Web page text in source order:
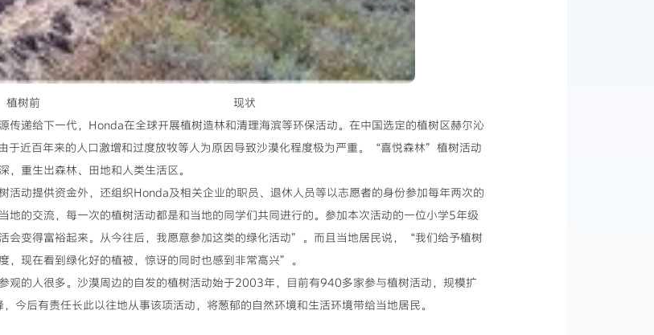
植树前 现状
递给下一代，Honda在全球开展植树造林和清理海滨等环保活动。在中国选定的植树区赫尔沁
于近百年来的人口激增和过度放牧等人为原因导致沙漠化程度极为严重。“喜悦森林”植树活动
重生出森林、田地和人类生活区。
动提供资金外，还组织Honda及相关企业的职员、退休人员等以志愿者的身份参加每年两次的
地的交流，每一次的植树活动都是和当地的同学们共同进行的。参加本次活动的一位小学5年级
会变得富裕起来。从今往后，我愿意参加这类的绿化活动”。而且当地居民说，“我们给予植树
，现在看到绿化好的植被，惊讶的同时也感到非常高兴”。
人很多。沙漠周边的自发的植树活动始于2003年，目前有940多家参与植树活动，规模扩
后有责任长此以往地从事该项活动，将葱郁的自然环境和生活环境带给当地居民。